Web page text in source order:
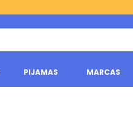
PIJAMAS MARCAS